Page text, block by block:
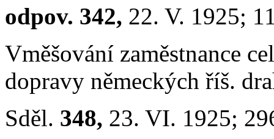
odpov. 342, 22. V. 1925;
Vměšování zaměstnance
dopravy německých říš.
Sděl. 348, 23. VI. 1925;